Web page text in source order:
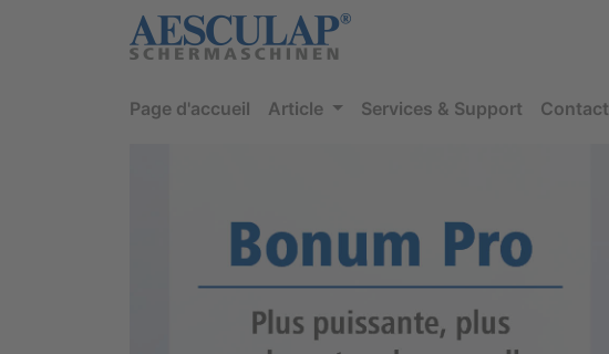
Page d'accueil Article Services & Support Contact